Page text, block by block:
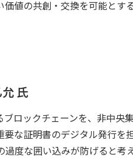
値の共創・交換を可能とす
氏
ロックチェーンを、非中央
な証明書のデジタル発行を
度な囲い込みが防げると考